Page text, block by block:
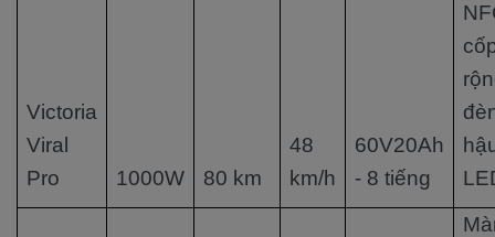
Victoria
Viral
Pro
1000W 80 km
48
km/h
60V20Ah
- 8 tiếng